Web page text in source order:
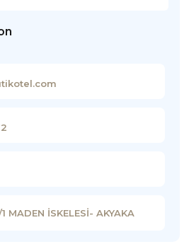
MADEN İSKELESİ- AKYAKA